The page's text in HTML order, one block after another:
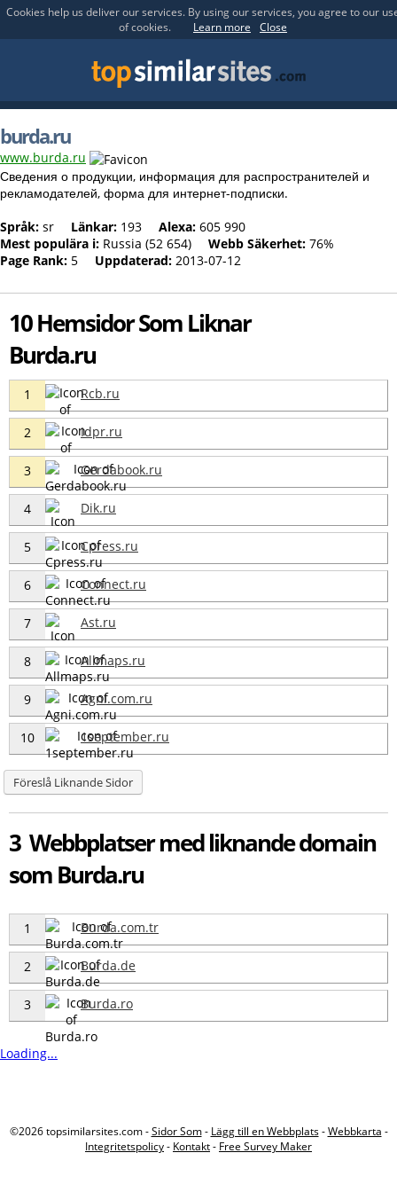
Cookies help us deliver our services. By using our services, you agree to our
of cookies.
Learn more Close
burda.ru
www.burda.ru
Сведения о продукции, информация для распространителей и
рекламодателей, форма для интернет-подписки.
Språk: sr Länkar: 193 Alexa: 605 990
Mest populära i: Russia (52 654) Webb Säkerhet: 76%
Page Rank: 5 Uppdaterad: 2013-07-12
10 Hemsidor Som Liknar
Burda.ru
1 Rcb.ru
2 Idpr.ru
3 Gerdabook.ru
4 Dik.ru
5 Cpress.ru
6 Connect.ru
7 Ast.ru
8 Allmaps.ru
9 Agni.com.ru
10 1september.ru
Föreslå Liknande Sidor
3 Webbplatser med liknande domain
som Burda.ru
1 Burda.com.tr
2 Burda.de
3 Burda.ro
Loading...
©2026 topsimilarsites.com -Sidor Som- Lägg till en Webbplats-Webbkarta -
Integritetspolicy- Kontakt- Free Survey Maker